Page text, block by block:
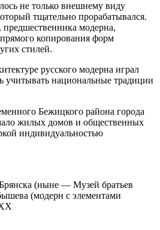
не только внешнему виду
тщательно прорабатывался.
предшественника модерна,
копиро­вания форм
стилей.
русско­го модерна играл
учитывать национальные традиции
Бежицкого района города
жилых домов и общественных
индивидуальностью
(ныне — Музей братьев
(модерн с элементами